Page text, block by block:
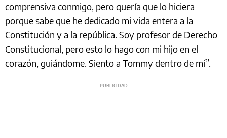
comprensiva conmigo, pero quería que lo hiciera
porque sabe que he dedicado mi vida entera a la
Constitución y a la república. Soy profesor de Derecho
Constitucional, pero esto lo hago con mi hijo en el
corazón, guiándome. Siento a Tommy dentro de mí”.